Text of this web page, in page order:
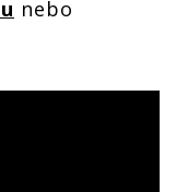
nebo